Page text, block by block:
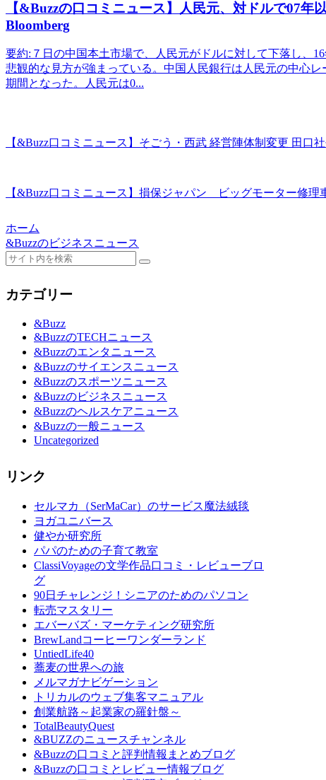
【&Buzzの口コミニュース】人民元、対ドルで07
Bloomberg
要約:７日の中国本土市場で、人民元がドルに対して下落し、
悲観的な見方が強まっている。中国人民銀行は人民元の中心
期間となった。人民元は0...
【&Buzz口コミニュース】そごう・西武 経営陣体制変更 田口
【&Buzz口コミニュース】損保ジャパン ビッグモーター修理
ホーム
&Buzzのビジネスニュース
カテゴリー
&Buzz
&BuzzのTECHニュース
&Buzzのエンタニュース
&Buzzのサイエンスニュース
&Buzzのスポーツニュース
&Buzzのビジネスニュース
&Buzzのヘルスケアニュース
&Buzzの一般ニュース
Uncategorized
リンク
セルマカ（SerMaCar）のサービス魔法絨毯
ヨガユニバース
健やか研究所
パパのための子育て教室
ClassiVoyageの文学作品口コミ・レビューブロ
グ
90日チャレンジ！シニアのためのパソコン
転売マスタリー
エバーバズ・マーケティング研究所
BrewLandコーヒーワンダーランド
UntiedLife40
蕎麦の世界への旅
メルマガナビゲーション
トリカルのウェブ集客マニュアル
創業航路～起業家の羅針盤～
TotalBeautyQuest
&BUZZのニュースチャンネル
&Buzzの口コミと評判情報まとめブログ
&Buzzの口コミとレビュー情報ブログ